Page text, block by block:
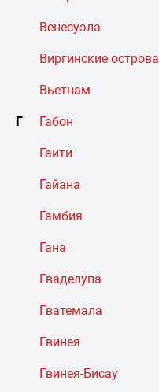
Венесуэла
Виргинские острова
Вьетнам
Г Габон
Гаити
Гайана
Гамбия
Гана
Гваделупа
Гватемала
Гвинея
Гвинея-Бисау